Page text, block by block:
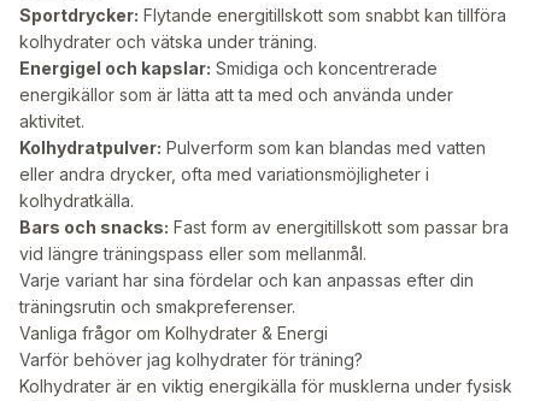
Sportdrycker: Flytande energitillskott som snabbt kan tillföra
kolhydrater och vätska under träning.
Energigel och kapslar: Smidiga och koncentrerade
energikällor som är lätta att ta med och använda under
aktivitet.
Kolhydratpulver: Pulverform som kan blandas med vatten
eller andra drycker, ofta med variationsmöjligheter i
kolhydratkälla.
Bars och snacks: Fast form av energitillskott som passar bra
vid längre träningspass eller som mellanmål.
Varje variant har sina fördelar och kan anpassas efter din
träningsrutin och smakpreferenser.
Vanliga frågor om Kolhydrater & Energi
Varför behöver jag kolhydrater för träning?
Kolhydrater är en viktig energikälla för musklerna under fysisk